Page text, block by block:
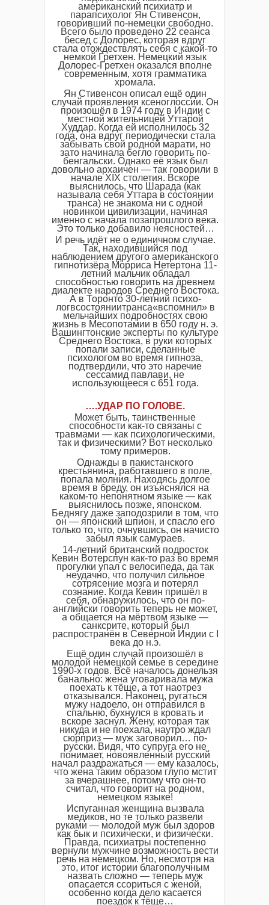
американский психиатр и
парапсихолог Ян Стивенсон,
говоривший по-немецки свободно.
Всего было проведено 22 сеанса
бесед с Долорес, которая вдруг
стала отождествлять себя с какой-то
немкой Гретхен. Немецкий язык
Долорес-Гретхен оказался вполне
современным, хотя грамматика
хромала.
Ян Стивенсон описал ещё один
случай проявления ксеноглоссии. Он
произошёл в 1974 году в Индии с
местной жительницей Уттарой
Худдар. Когда ей исполнилось 32
года, она вдруг периодически стала
забывать свой родной марати, но
зато начинала бегло говорить по-
бенгальски. Однако её язык был
довольно архаичен — так говорили в
начале XIX столетия. Вскоре
выяснилось, что Шарада (как
называла себя Уттара в состоянии
транса) не знакома ни с одной
новинкои цивилизации, начиная
именно с начала позапрошлого века.
Это только добавило неясностей…
И речь идёт не о единичном случае.
Так, находившийся под
наблюдением другого американского
гипнотизёра Морриса Нетертона 11-
летний мальчик обладал
способностью говорить на древнем
диалекте народов Среднего Востока.
А в Торонто 30-летний психо-
логвсостояниитранса«вспомнил» в
мельчайших подробностях свою
жизнь в Месопотамии в 650 году н. э.
Вашингтонские эксперты по культуре
Среднего Востока, в руки которых
попали записи, сделанные
психологом во время гипноза,
подтвердили, что это наречие
сессамид павлави, не
использующееся с 651 года.
….УДАР ПО ГОЛОВЕ.
Может быть, таинственные
способности как-то связаны с
травмами — как психологическими,
так и физическими? Вот несколько
тому примеров.
Однажды в пакистанского
крестьянина, работавшего в поле,
попала молния. Находясь долгое
время в бреду, он изъяснялся на
каком-то непонятном языке — как
выяснилось позже, японском.
Беднягу даже заподозрили в том, что
он — японский шпион, и спасло его
только то, что, очнувшись, он начисто
забыл язык самураев.
14-летний британский подросток
Кевин Вотерспун как-то раз во время
прогулки упал с велосипеда, да так
неудачно, что получил сильное
сотрясение мозга и потерял
сознание. Когда Кевин пришёл в
себя, обнаружилось, что он по-
английски говорить теперь не может,
а общается на мёртвом языке —
санксрите, который был
распространён в Северной Индии с I
века до н.э.
Ещё один случай произошёл в
молодой немецкой семье в середине
1990-х годов. Всё началось донельзя
банально: жена уговаривала мужа
поехать к тёще, а тот наотрез
отказывался. Наконец, ругаться
мужу надоело, он отправился в
спальню, бухнулся в кровать и
вскоре заснул. Жену, которая так
никуда и не поехала, наутро ждал
сюрприз — муж заговорил… по-
русски. Видя, что супруга его не
понимает, новоявленный русский
начал раздражаться — ему казалось,
что жена таким образом глупо мстит
за вчерашнее, потому что он-то
считал, что говорит на родном,
немецком языке!
Испуганная женщина вызвала
медиков, но те только развели
руками — молодой муж был здоров
как бык и психически, и физически.
Правда, психиатры постепенно
вернули мужчине возможность вести
речь на немецком. Но, несмотря на
это, итог истории благополучным
назвать сложно — теперь муж
опасается ссориться с женой,
особенно когда дело касается
поездок к тёще…